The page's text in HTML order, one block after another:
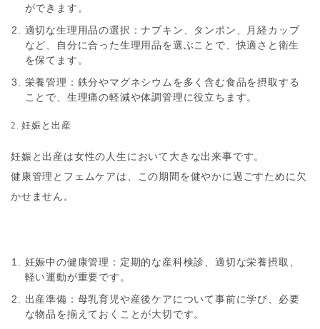
ができます。
適切な生理用品の選択 ：ナプキン、タンポン、月経カップ
など、自分に合った生理用品を選ぶことで、快適さと衛生
を保てます。
栄養管理 ：鉄分やマグネシウムを多く含む食品を摂取する
ことで、生理痛の軽減や体調管理に役立ちます。
2. 妊娠と出産
妊娠と出産は女性の人生において大きな出来事です。
健康管理とフェムケアは、この期間を健やかに過ごすために欠
かせません。
妊娠中の健康管理 ：定期的な産科検診、適切な栄養摂取、
軽い運動が重要です。
出産準備 ：母乳育児や産後ケアについて事前に学び、必要
な物品を揃えておくことが大切です。